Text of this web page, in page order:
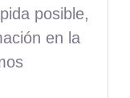
posible,
en la